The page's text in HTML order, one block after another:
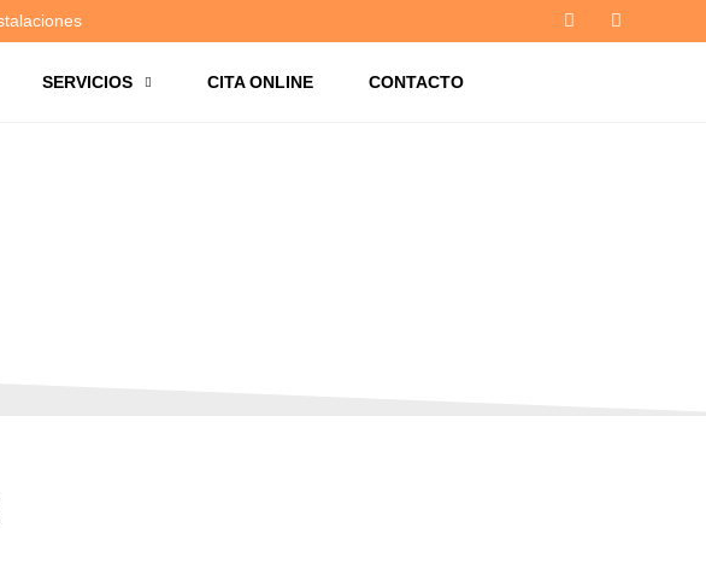
SERVICIOS CITA ONLINE CONTACTO